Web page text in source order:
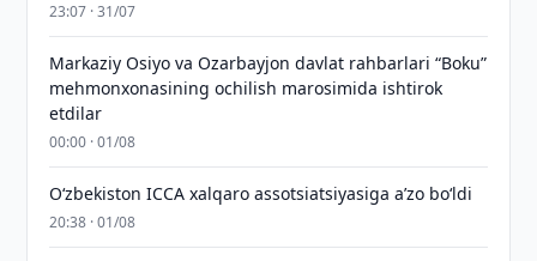
23:07 · 31/07
Markaziy Osiyo va Ozarbayjon davlat rahbarlari “Boku”
mehmonxonasining ochilish marosimida ishtirok
etdilar
00:00 · 01/08
O‘zbekiston ICCA xalqaro assotsiatsiyasiga aʼzo bo‘ldi
20:38 · 01/08